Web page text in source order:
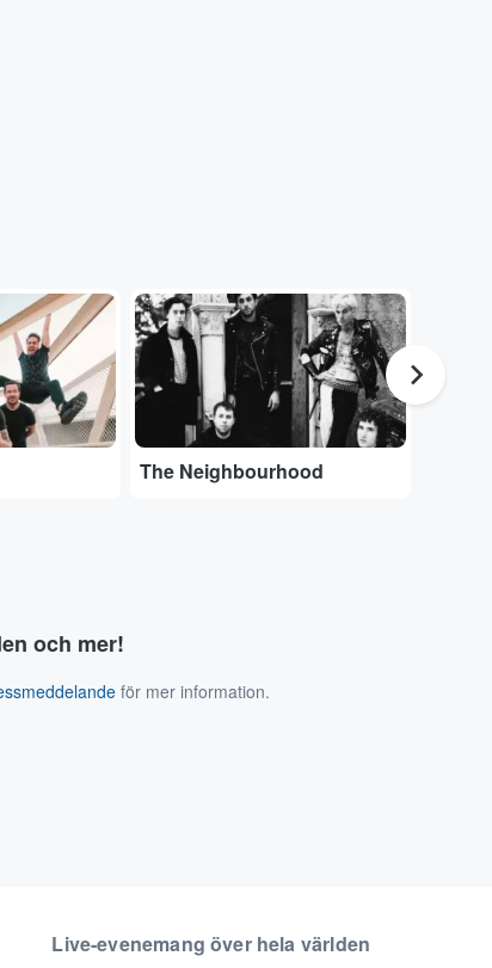
...
The Neighbourhood
och mer!
för mer information.
Live-evenemang över hela världen